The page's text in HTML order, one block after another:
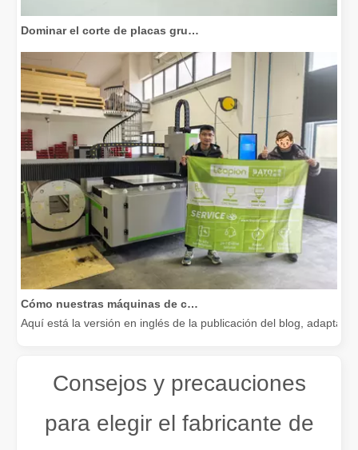
Dominar el corte de placas gruesas: cómo las máquinas de corte por láser de fibra revolucionan la fabricación
Cómo nuestras máquinas de corte por láser están fortaleciendo la fabricación mexicana
Aquí está la versión en inglés de la publicación del blog,
Consejos y precauciones
para elegir el fabricante de